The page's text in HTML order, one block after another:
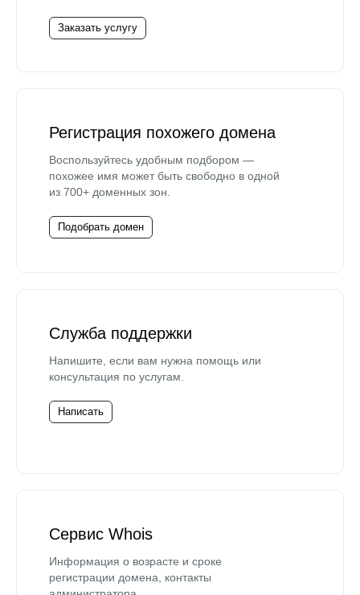
Заказать услугу
Регистрация похожего домена
Воспользуйтесь удобным подбором —
похожее имя может быть свободно в одной
из 700+ доменных зон.
Подобрать домен
Служба поддержки
Напишите, если вам нужна помощь или
консультация по услугам.
Написать
Сервис Whois
Информация о возрасте и сроке
регистрации домена, контакты